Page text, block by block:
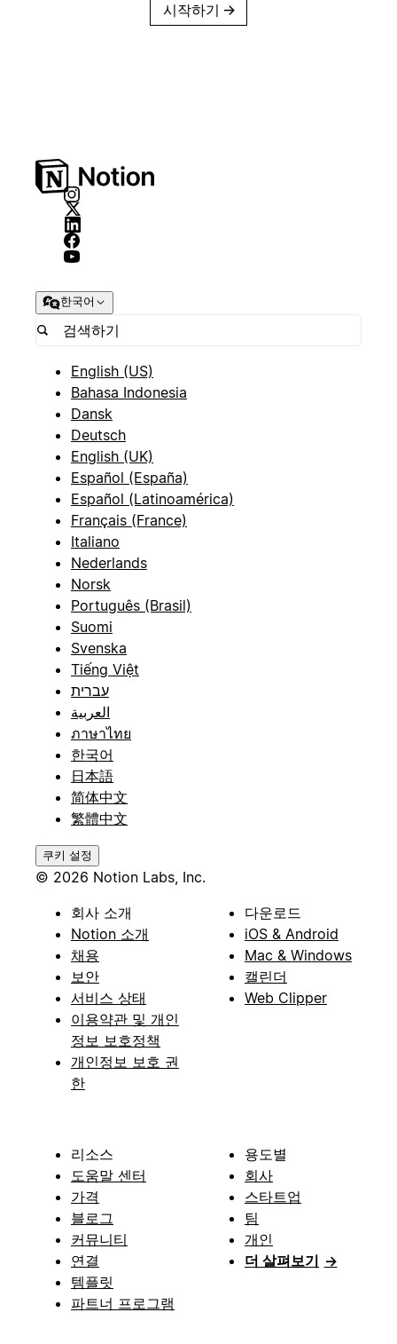
시작하기 →
한국어
English (US)
Bahasa Indonesia
Dansk
Deutsch
English (UK)
Español (España)
Español (Latinoamérica)
Français (France)
Italiano
Nederlands
Norsk
Português (Brasil)
Suomi
Svenska
Tiếng Việt
עברית
العربية
ภาษาไทย
한국어
日本語
简体中文
繁體中文
쿠키 설정
© 2026 Notion Labs, Inc.
회사 소개
Notion 소개
채용
보안
서비스 상태
이용약관 및 개인
정보 보호정책
개인정보 보호 권
한
다운로드
iOS & Android
Mac & Windows
캘린더
Web Clipper
리소스
도움말 센터
가격
블로그
커뮤니티
연결
템플릿
파트너 프로그램
용도별
회사
스타트업
팀
개인
더 살펴보기 →